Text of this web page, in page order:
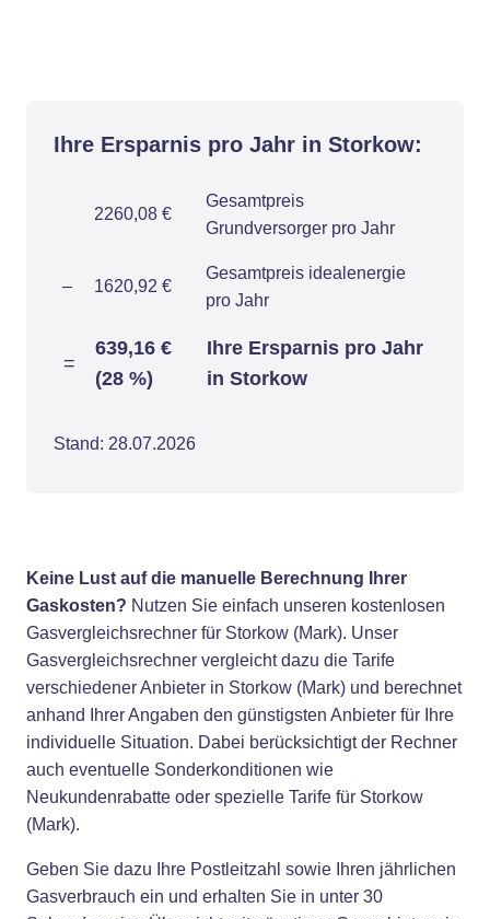
Ihre Ersparnis pro Jahr in Storkow:
2260,08 €
Gesamtpreis
Grundversorger pro Jahr
– 1620,92 €
Gesamtpreis idealenergie
pro Jahr
=
639,16 €
(28 %)
Ihre Ersparnis pro Jahr
in Storkow
Stand: 28.07.2026
Keine Lust auf die manuelle Berechnung Ihrer
Gaskosten? Nutzen Sie einfach unseren kostenlosen
Gasvergleichsrechner für Storkow (Mark). Unser
Gasvergleichsrechner vergleicht dazu die Tarife
verschiedener Anbieter in Storkow (Mark) und berechnet
anhand Ihrer Angaben den günstigsten Anbieter für Ihre
individuelle Situation. Dabei berücksichtigt der Rechner
auch eventuelle Sonderkonditionen wie
Neukundenrabatte oder spezielle Tarife für Storkow
(Mark).
Geben Sie dazu Ihre Postleitzahl sowie Ihren jährlichen
Gasverbrauch ein und erhalten Sie in unter 30